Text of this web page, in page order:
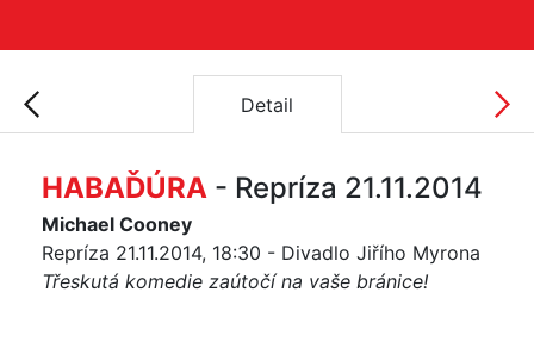
Detail
HABAĎÚRA - Repríza 21.11.2014
Michael Cooney
Repríza 21.11.2014, 18:30 - Divadlo Jiřího Myrona
Třeskutá komedie zaútočí na vaše bránice!